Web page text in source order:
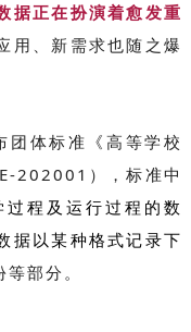
据正在扮演着愈发重
用、新需求也随之爆
体标准《高等学校
202001），标准中
程及运行过程的数
据以某种格式记录下
部分。